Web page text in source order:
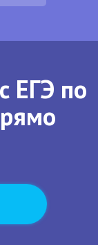
ЕГЭ по